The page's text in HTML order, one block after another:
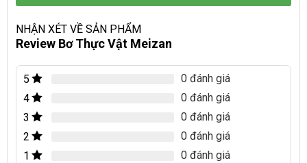
NHẬN XÉT VỀ SẢN PHẨM
Review Bơ Thực Vật Meizan
5
0 đánh giá
4
0 đánh giá
3
0 đánh giá
2
0 đánh giá
1
0 đánh giá